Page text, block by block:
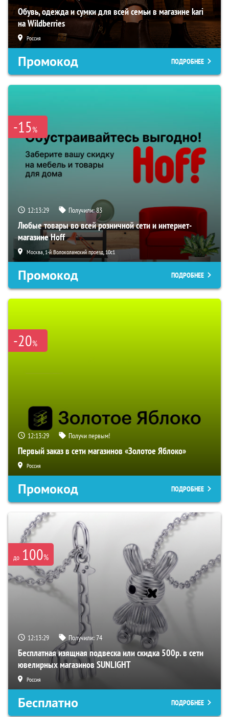
Обувь, одежда и сумки для всей семьи в магазине kari
на Wildberries
Россия
Промокод ПОДРОБНЕЕ
-15%
12:13:28 Получили:83
Любые товары во всей розничной сети и интернет-
магазине Hoff
Москва, 1-й Волоколамский проезд, 10с1
Промокод ПОДРОБНЕЕ
-20%
12:13:28 Получи первым!
Первый заказ в сети магазинов «Золотое Яблоко»
Россия
Промокод ПОДРОБНЕЕ
до 100%
12:13:28 Получили:74
Бесплатная изящная подвеска или скидка 500р. в сети
ювелирных магазинов SUNLIGHT
Россия
Бесплатно ПОДРОБНЕЕ